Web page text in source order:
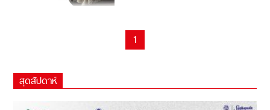
1
สุดสัปดาห์